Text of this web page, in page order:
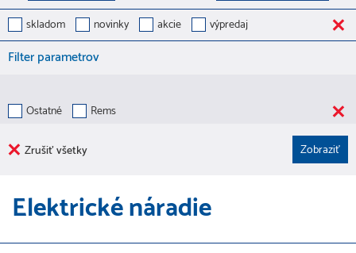
skladom
novinky akcie výpredaj
Filter parametrov
Ostatné Rems
Zrušiť všetky
Elektrické náradie